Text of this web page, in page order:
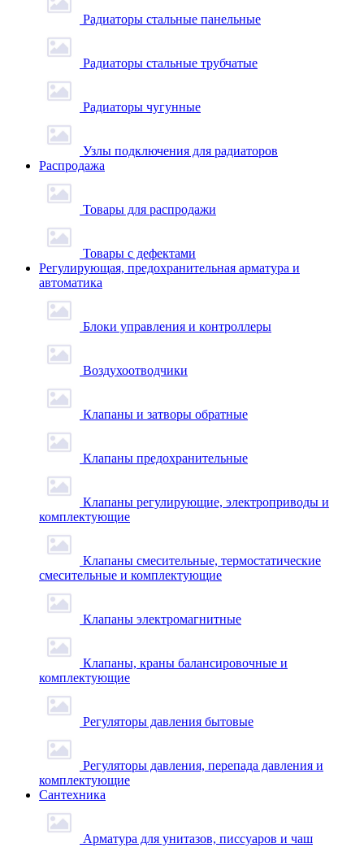
Радиаторы стальные панельные
Радиаторы стальные трубчатые
Радиаторы чугунные
Узлы подключения для радиаторов
Распродажа
Товары для распродажи
Товары с дефектами
Регулирующая, предохранительная арматура и
автоматика
Блоки управления и контроллеры
Воздухоотводчики
Клапаны и затворы обратные
Клапаны предохранительные
Клапаны регулирующие, электроприводы и
комплектующие
Клапаны смесительные, термостатические
смесительные и комплектующие
Клапаны электромагнитные
Клапаны, краны балансировочные и
комплектующие
Регуляторы давления бытовые
Регуляторы давления, перепада давления и
комплектующие
Сантехника
Арматура для унитазов, писсуаров и чаш